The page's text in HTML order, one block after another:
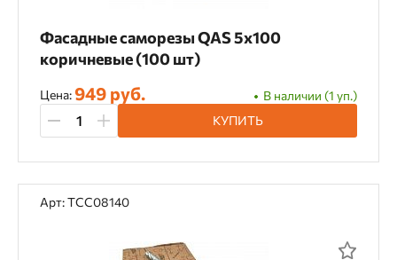
Фасадные саморезы QAS 5х100
коричневые (100 шт)
Цена:949 руб.
В наличии (1 уп.)
КУПИТЬ
Арт: TCC08140